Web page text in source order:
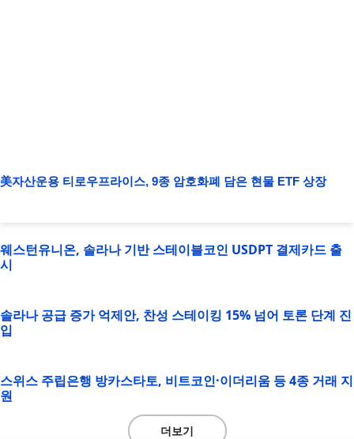
美자산운용 티로우프라이스, 9종 암호화폐 담은 현물 ETF 상장
웨스턴유니온, 솔라나 기반 스테이블코인 USDPT 결제카드 출
시
솔라나 공급 증가 억제안, 찬성 스테이킹 15% 넘어 토론 단계 진
입
스위스 주립은행 방카스타토, 비트코인·이더리움 등 4종 거래 지
원
더보기